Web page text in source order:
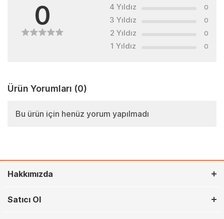
0 4 Yıldız 0
3 Yıldız 0
2 Yıldız 0
1 Yıldız 0
Ürün Yorumları (0)
Bu ürün için henüz yorum yapılmadı
Hakkımızda
Satıcı Ol